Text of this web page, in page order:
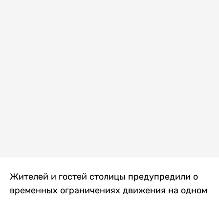
Жителей и гостей столицы предупредили о
временных ограничениях движения на одном